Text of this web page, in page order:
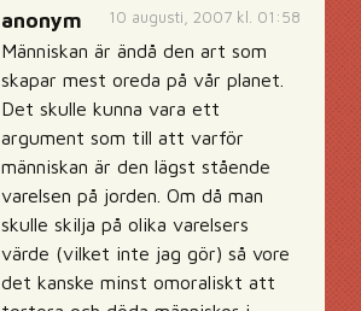
10 augusti, 2007 kl. 01:58
anonym
Människan är ändå den art som
skapar mest oreda på vår planet.
Det skulle kunna vara ett
argument som till att varför
människan är den lägst stående
varelsen på jorden. Om då man
skulle skilja på olika varelsers
värde (vilket inte jag gör) så vore
det kanske minst omoraliskt att